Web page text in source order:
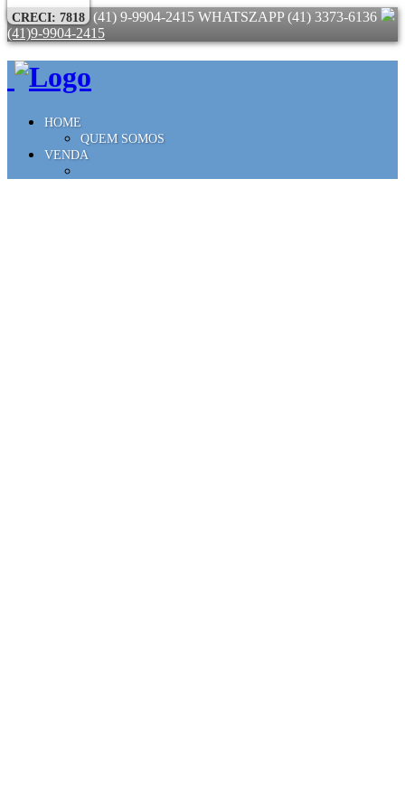
CRECI: 7818 (41) 9-9904-2415 WHATSZAPP (41) 3373-6136
(41)9-9904-2415
HOME
QUEM SOMOS
VENDA